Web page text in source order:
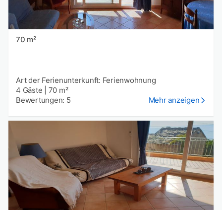
70 m²
Art der Ferienunterkunft: Ferienwohnung
4 Gäste
70 m²
Bewertungen: 5
Mehr anzeigen